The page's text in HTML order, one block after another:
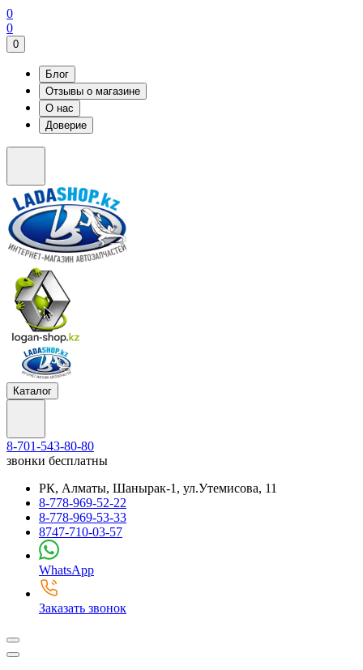
0
0
0
Блог
Отзывы о магазине
О нас
Доверие
Каталог
8-701-543-80-80
звонки бесплатны
РК, Алматы, Шанырак-1, ул.Утемисова, 11
8-778-969-52-22
8-778-969-53-33
8747-710-03-57
WhatsApp
Заказать звонок